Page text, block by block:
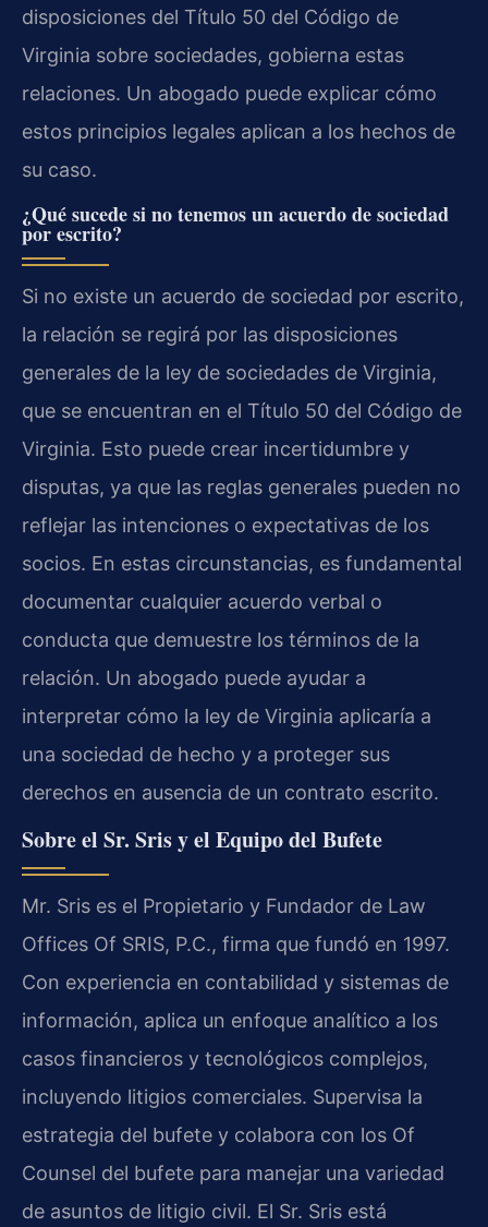
disposiciones del Título 50 del Código de
Virginia sobre sociedades, gobierna estas
relaciones. Un abogado puede explicar cómo
estos principios legales aplican a los hechos de
su caso.
¿Qué sucede si no tenemos un acuerdo de sociedad
por escrito?
Si no existe un acuerdo de sociedad por escrito,
la relación se regirá por las disposiciones
generales de la ley de sociedades de Virginia,
que se encuentran en el Título 50 del Código de
Virginia. Esto puede crear incertidumbre y
disputas, ya que las reglas generales pueden no
reflejar las intenciones o expectativas de los
socios. En estas circunstancias, es fundamental
documentar cualquier acuerdo verbal o
conducta que demuestre los términos de la
relación. Un abogado puede ayudar a
interpretar cómo la ley de Virginia aplicaría a
una sociedad de hecho y a proteger sus
derechos en ausencia de un contrato escrito.
Sobre el Sr. Sris y el Equipo del Bufete
Mr. Sris es el Propietario y Fundador de Law
Offices Of SRIS, P.C., firma que fundó en 1997.
Con experiencia en contabilidad y sistemas de
información, aplica un enfoque analítico a los
casos financieros y tecnológicos complejos,
incluyendo litigios comerciales. Supervisa la
estrategia del bufete y colabora con los Of
Counsel del bufete para manejar una variedad
de asuntos de litigio civil. El Sr. Sris está